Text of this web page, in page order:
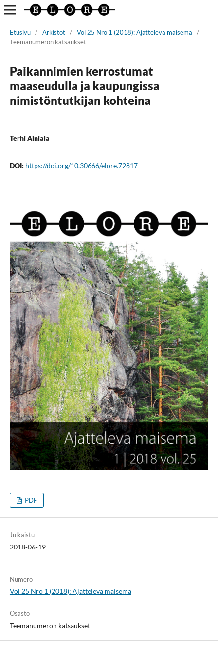
Etusivu / Arkistot / Vol 25 Nro 1 (2018): Ajatteleva maisema
/
Teemanumeron katsaukset
Paikannimien kerrostumat
maaseudulla ja kaupungissa
nimistöntutkijan kohteina
Terhi Ainiala
DOI: https://doi.org/10.30666/elore.72817
PDF
Julkaistu
2018-06-19
Numero
Vol 25 Nro 1 (2018): Ajatteleva maisema
Osasto
Teemanumeron katsaukset